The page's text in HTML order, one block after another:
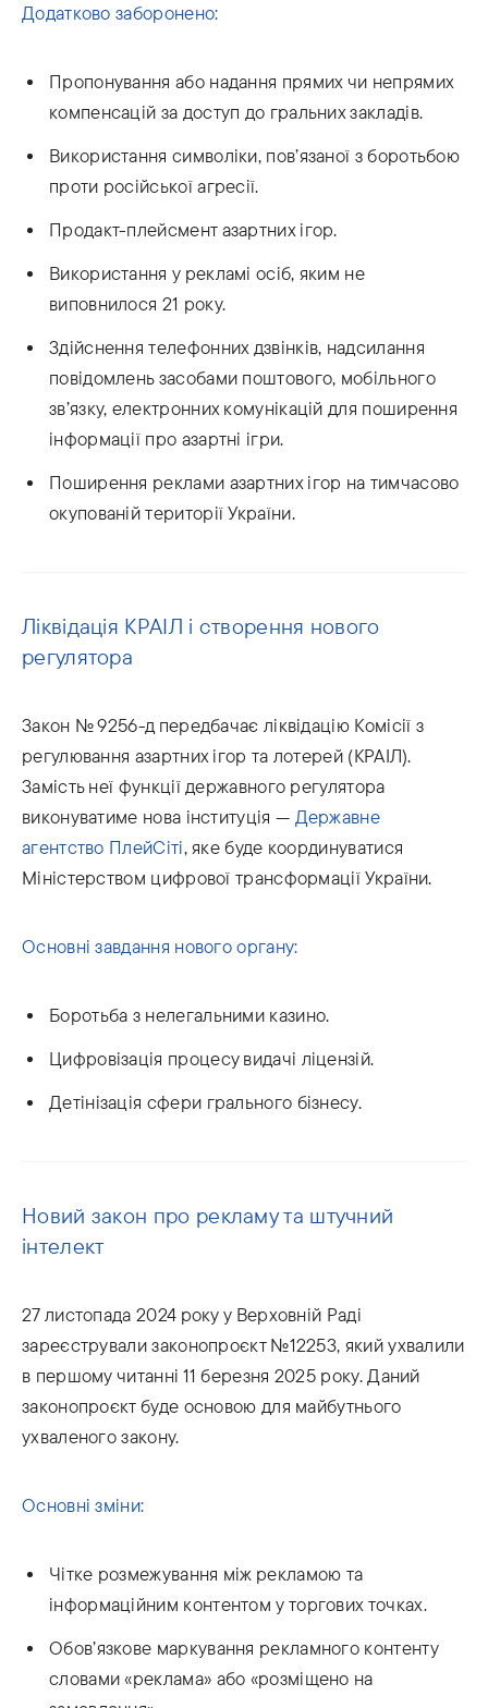
Додатково заборонено:
Пропонування або надання прямих чи непрямих
компенсацій за доступ до гральних закладів.
Використання символіки, пов’язаної з боротьбою
проти російської агресії.
Продакт-плейсмент азартних ігор.
Використання у рекламі осіб, яким не
виповнилося 21 року.
Здійснення телефонних дзвінків, надсилання
повідомлень засобами поштового, мобільного
зв’язку, електронних комунікацій для поширення
інформації про азартні ігри.
Поширення реклами азартних ігор на тимчасово
окупованій території України.
Ліквідація КРАІЛ і створення нового
регулятора
Закон № 9256-д передбачає ліквідацію Комісії з
регулювання азартних ігор та лотерей (КРАІЛ).
Замість неї функції державного регулятора
виконуватиме нова інституція — Державне
агентство ПлейСіті, яке буде координуватися
Міністерством цифрової трансформації України.
Основні завдання нового органу:
Боротьба з нелегальними казино.
Цифровізація процесу видачі ліцензій.
Детінізація сфери грального бізнесу.
Новий закон про рекламу та штучний
інтелект
27 листопада 2024 року у Верховній Раді
зареєстрували законопроєкт №12253, який ухвалили
в першому читанні 11 березня 2025 року. Даний
законопроєкт буде основою для майбутнього
ухваленого закону.
Основні зміни:
Чітке розмежування між рекламою та
інформаційним контентом у торгових точках.
Обов’язкове маркування рекламного контенту
словами «реклама» або «розміщено на